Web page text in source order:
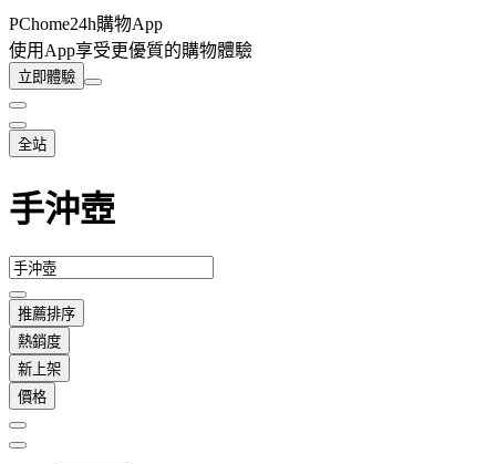
PChome24h購物App
使用App享受更優質的購物體驗
立即體驗
全站
手沖壺
推薦排序
熱銷度
新上架
價格